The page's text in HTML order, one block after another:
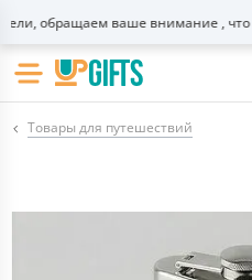
обращаем ваше внимание , что
Товары для путешествий